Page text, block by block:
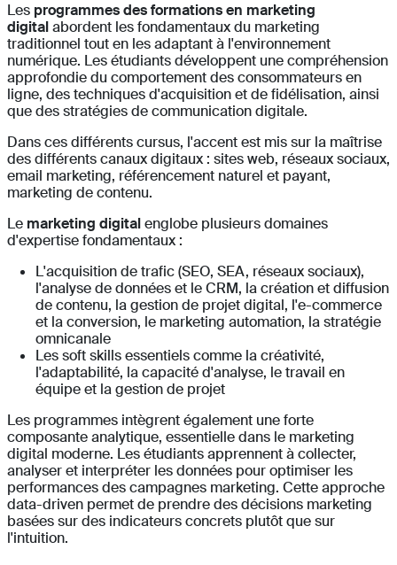
Les programmes des formations en marketing
digitalabordent les fondamentaux du marketing
traditionnel tout en les adaptant à l'environnement
numérique. Les étudiants développent une compréhension
approfondie du comportement des consommateurs en
ligne, des techniques d'acquisition et de fidélisation, ainsi
que des stratégies de communication digitale.
Dans ces différents cursus, l'accent est mis sur la maîtrise
des différents canaux digitaux : sites web, réseaux sociaux,
email marketing, référencement naturel et payant,
marketing de contenu.
Le marketing digitalenglobe plusieurs domaines
d'expertise fondamentaux :
L'acquisition de trafic (SEO, SEA, réseaux sociaux),
l'analyse de données et le CRM, la création et diffusion
de contenu, la gestion de projet digital, l'e-commerce
et la conversion, le marketing automation, la stratégie
omnicanale
Les soft skills essentiels comme la créativité,
l'adaptabilité, la capacité d'analyse, le travail en
équipe et la gestion de projet
Les programmes intègrent également une forte
composante analytique, essentielle dans le marketing
digital moderne. Les étudiants apprennent à collecter,
analyser et interpréter les données pour optimiser les
performances des campagnes marketing. Cette approche
data-driven permet de prendre des décisions marketing
basées sur des indicateurs concrets plutôt que sur
l'intuition.